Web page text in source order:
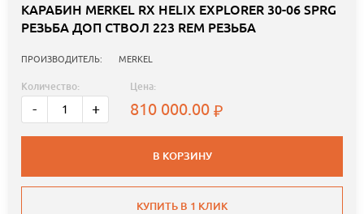
КАРАБИН MERKEL RX HELIX EXPLORER 30-06 SPRG
РЕЗЬБА ДОП СТВОЛ 223 REM РЕЗЬБА
ПРОИЗВОДИТЕЛЬ: MERKEL
Количество:
- +
Цена:
810 000.00
В КОРЗИНУ
КУПИТЬ В 1 КЛИК